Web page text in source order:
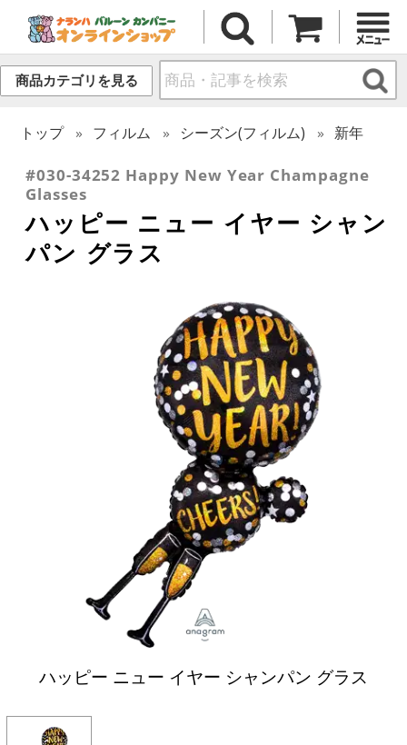
商品カテゴリを見る
トップ フィルム シーズン(フィルム) 新年
#030-34252 Happy New Year Champagne
Glasses
ハッピー ニュー イヤー シャン
パン グラス
ハッピー ニュー イヤー シャンパン グラス